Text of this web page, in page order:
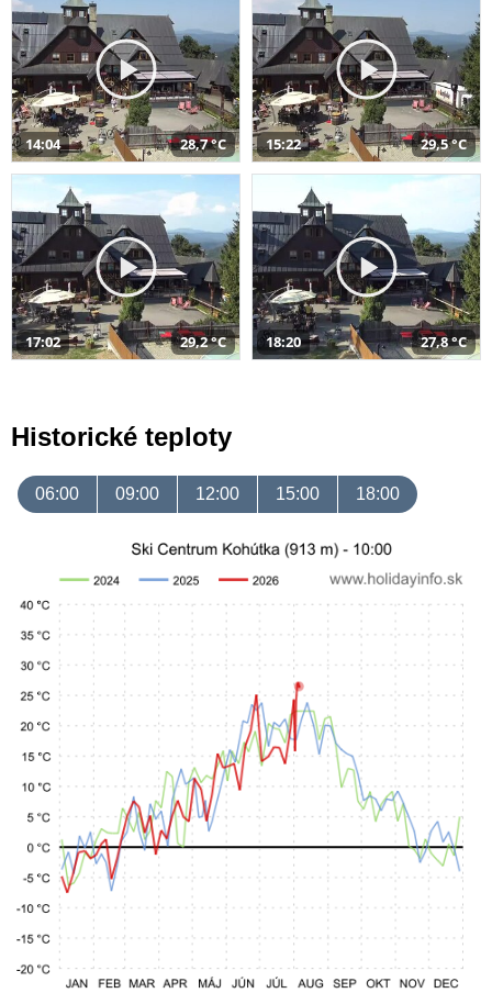
14:04 28,7 °C 15:22 29,5 °C
17:02 29,2 °C 18:20 27,8 °C
Historické teploty
06:00 09:00 12:00 15:00 18:00